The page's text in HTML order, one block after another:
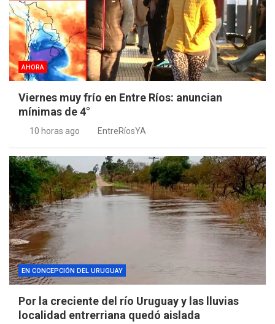
AHORA
Viernes muy frío en Entre Ríos: anuncian
mínimas de 4°
10 horas ago EntreRíosYA
EN CONCEPCIÓN DEL URUGUAY
Por la creciente del río Uruguay y las lluvias
localidad entrerriana quedó aislada